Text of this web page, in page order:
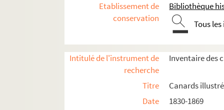
Etablissement de
conservation
Bibliothèque
Tous
Intitulé de l'instrument de
recherche
Inventaire des
Titre
Canards
Date
1830-1869